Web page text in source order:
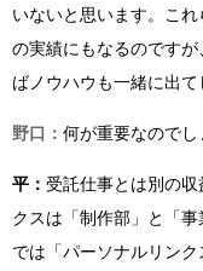
いないと思います。こ
の実績にもなるのです
ばノウハウも一緒に出て
野口： 何が重要なのでし
平： 受託仕事とは別の
クスは「制作部」と「
では「パーソナルリンク